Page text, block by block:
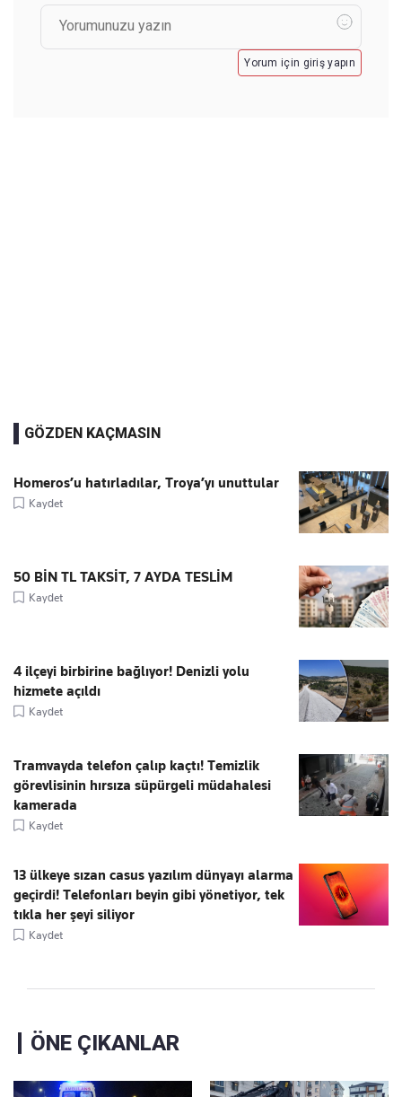
Yorum için giriş yapın
GÖZDEN KAÇMASIN
Homeros’u hatırladılar, Troya’yı unuttular
Kaydet
50 BİN TL TAKSİT, 7 AYDA TESLİM
Kaydet
4 ilçeyi birbirine bağlıyor! Denizli yolu
hizmete açıldı
Kaydet
Tramvayda telefon çalıp kaçtı! Temizlik
görevlisinin hırsıza süpürgeli müdahalesi
kamerada
Kaydet
13 ülkeye sızan casus yazılım dünyayı alarma
geçirdi! Telefonları beyin gibi yönetiyor, tek
tıkla her şeyi siliyor
Kaydet
ÖNE ÇIKANLAR